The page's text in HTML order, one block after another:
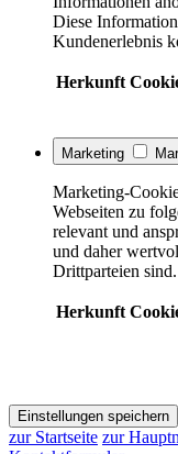
Diese
Kundenerlebnis
Herkunft
Marketing
Marketing-
Webseiten zu
relevant und
und daher
Drittparteien sind.
Herkunft
Einstellungen speichern
zur Startseite zur